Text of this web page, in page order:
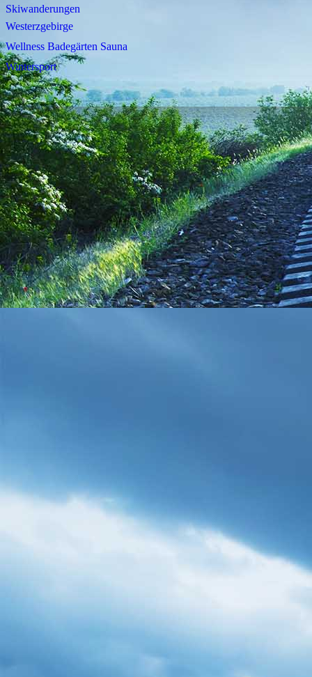
Skiwanderungen
Westerzgebirge
Wellness Badegärten Sauna
Wintersport